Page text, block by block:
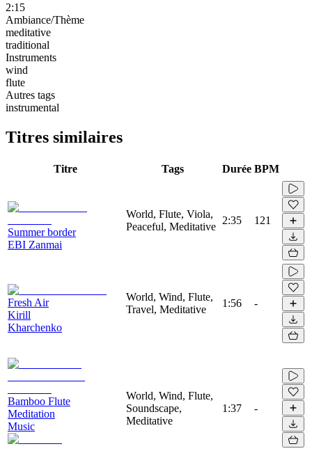
2:15
Ambiance/Thème
meditative
traditional
Instruments
wind
flute
Autres tags
instrumental
Titres similaires
Titre Tags Durée BPM
Summer border
EBI Zanmai
World, Flute, Viola,
Peaceful, Meditative
2:35 121
Fresh Air
Kirill
Kharchenko
World, Wind, Flute,
Travel, Meditative
1:56 -
Bamboo Flute
Meditation
Music
World, Wind, Flute,
Soundscape,
Meditative
1:37 -